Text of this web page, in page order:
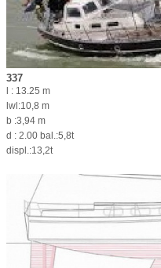
337
l : 13.25 m
lwl:10,8 m
b :3,94 m
d : 2.00 bal.:5,8t
displ.:13,2t